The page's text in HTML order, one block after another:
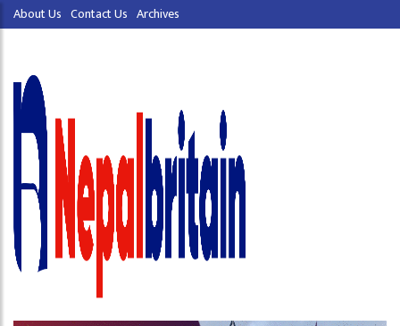
About Us Contact Us Archives